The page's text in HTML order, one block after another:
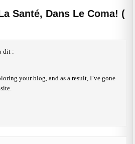
Santé, Dans Le Coma! (
dit :
your blog, and as a result, I’ve gone